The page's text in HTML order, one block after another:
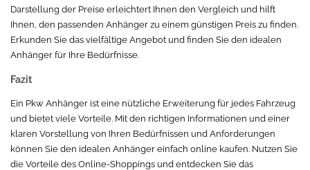
Darstellung der Preise erleichtert Ihnen den Vergleich und hilft
Ihnen, den passenden Anhänger zu einem günstigen Preis zu finden.
Erkunden Sie das vielfältige Angebot und finden Sie den idealen
Anhänger für Ihre Bedürfnisse.
Fazit
Ein Pkw Anhänger ist eine nützliche Erweiterung für jedes Fahrzeug
und bietet viele Vorteile. Mit den richtigen Informationen und einer
klaren Vorstellung von Ihren Bedürfnissen und Anforderungen
können Sie den idealen Anhänger einfach online kaufen. Nutzen Sie
die Vorteile des Online-Shoppings und entdecken Sie das